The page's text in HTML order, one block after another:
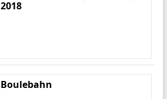
2018
Boulebahn